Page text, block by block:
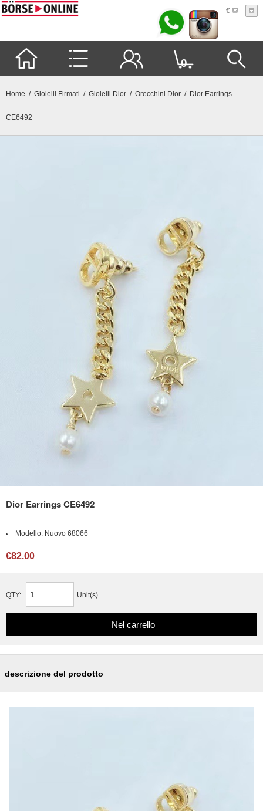
€
0
Home / Gioielli Firmati / Gioielli Dior / Orecchini Dior / Dior Earrings
CE6492
Dior Earrings CE6492
Modello: Nuovo 68066
€82.00
QTY: Unit(s)
descrizione del prodotto